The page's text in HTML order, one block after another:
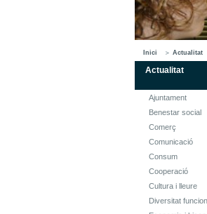
Inici Actualitat
Actualitat
Ajuntament
Benestar social
Comerç
Comunicació
Consum
Cooperació
Cultura i lleure
Diversitat